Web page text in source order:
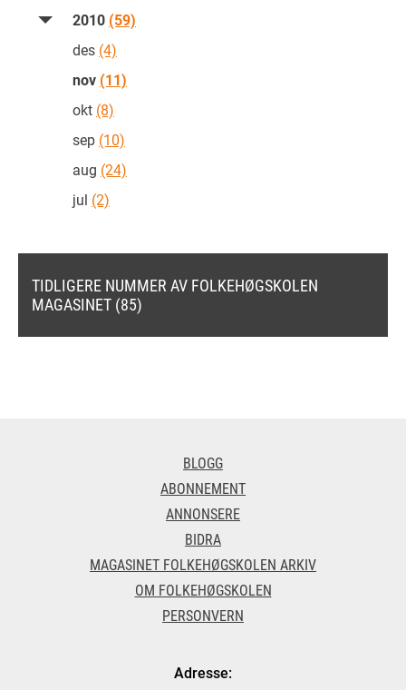
2010 (59)
des (4)
nov (11)
okt (8)
sep (10)
aug (24)
jul (2)
TIDLIGERE NUMMER AV FOLKEHØGSKOLEN
MAGASINET (85)
BLOGG
ABONNEMENT
ANNONSERE
BIDRA
MAGASINET FOLKEHØGSKOLEN ARKIV
OM FOLKEHØGSKOLEN
PERSONVERN
Adresse: